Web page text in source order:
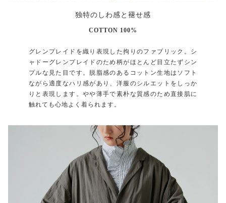
独特のしわ感と褪せ感
COTTON 100%
グレンプレイドを織り表現した拘りのファブリック。シ
ャドーグレンプレイドのため柄がほとんど目立たずシン
プルな見た目です。脱脂感のあるコットン生地はソフト
ながら適度なハリ感があり、洋服のシルエットをしっか
りと表現します。やや薄手で素朴な質感のため直接肌に
触れても心地よく着られます。